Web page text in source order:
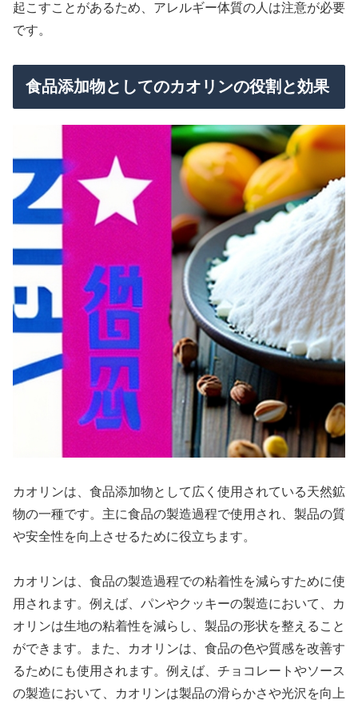
起こすことがあるため、アレルギー体質の人は注意が必要
です。
食品添加物としてのカオリンの役割と効果
カオリンは、食品添加物として広く使用されている天然鉱
物の一種です。主に食品の製造過程で使用され、製品の質
や安全性を向上させるために役立ちます。
カオリンは、食品の製造過程での粘着性を減らすために使
用されます。例えば、パンやクッキーの製造において、カ
オリンは生地の粘着性を減らし、製品の形状を整えること
ができます。また、カオリンは、食品の色や質感を改善す
るためにも使用されます。例えば、チョコレートやソース
の製造において、カオリンは製品の滑らかさや光沢を向上